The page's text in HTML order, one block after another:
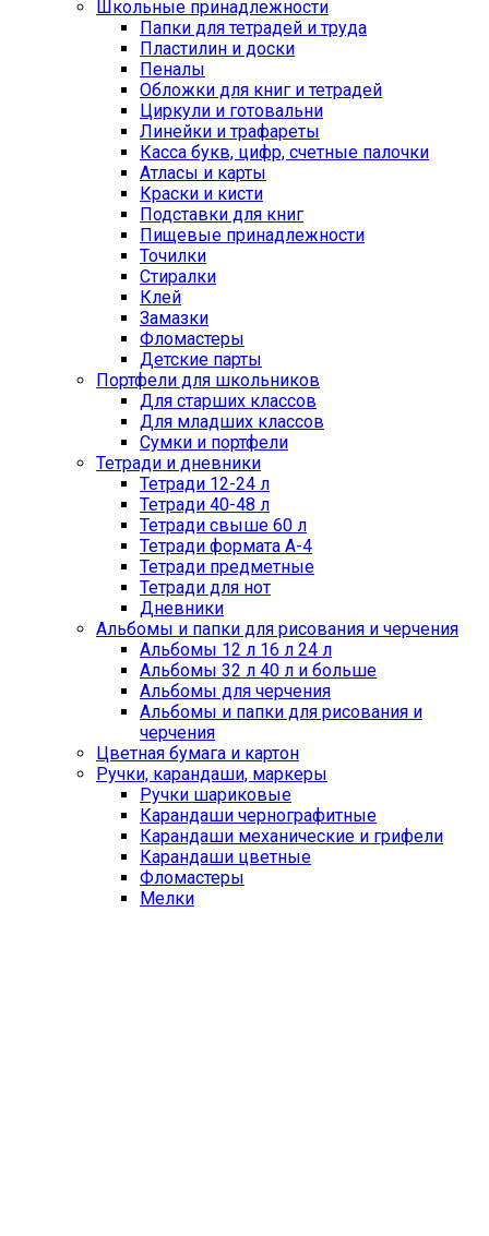
Школьные принадлежности
Папки для тетрадей и труда
Пластилин и доски
Пеналы
Обложки для книг и тетрадей
Циркули и готовальни
Линейки и трафареты
Касса букв, цифр, счетные палочки
Атласы и карты
Краски и кисти
Подставки для книг
Пищевые принадлежности
Точилки
Стиралки
Клей
Замазки
Фломастеры
Детские парты
Портфели для школьников
Для старших классов
Для младших классов
Сумки и портфели
Тетради и дневники
Тетради 12-24 л
Тетради 40-48 л
Тетради свыше 60 л
Тетради формата А-4
Тетради предметные
Тетради для нот
Дневники
Альбомы и папки для рисования и черчения
Альбомы 12 л 16 л 24 л
Альбомы 32 л 40 л и больше
Альбомы для черчения
Альбомы и папки для рисования и
черчения
Цветная бумага и картон
Ручки, карандаши, маркеры
Ручки шариковые
Карандаши чернографитные
Карандаши механические и грифели
Карандаши цветные
Фломастеры
Мелки